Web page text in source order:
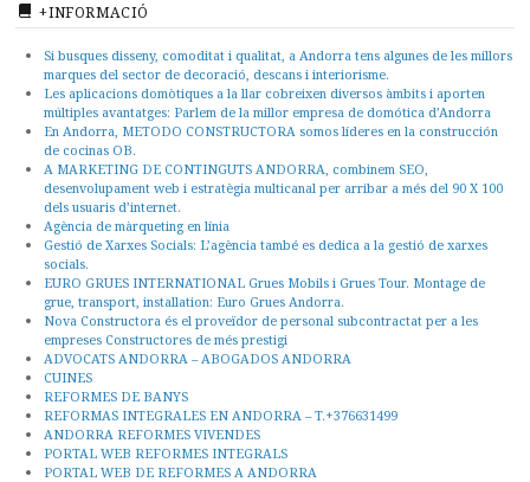
+INFORMACIÓ
Si busques disseny, comoditat i qualitat, a Andorra tens algunes de les millors
marques del sector de decoració, descans i interiorisme.
Les aplicacions domòtiques a la llar cobreixen diversos àmbits i aporten
múltiples avantatges: Parlem de la millor empresa de domótica d’Andorra
En Andorra, METODO CONSTRUCTORA somos líderes en la construcción
de cocinas OB.
A MARKETING DE CONTINGUTS ANDORRA, combinem SEO,
desenvolupament web i estratègia multicanal per arribar a més del 90 X 100
dels usuaris d’internet.
Agència de màrqueting en línia
Gestió de Xarxes Socials: L’agència també es dedica a la gestió de xarxes
socials.
EURO GRUES INTERNATIONAL Grues Mobils i Grues Tour. Montage de
grue, transport, installation: Euro Grues Andorra.
Nova Constructora és el proveïdor de personal subcontractat per a les
empreses Constructores de més prestigi
ADVOCATS ANDORRA – ABOGADOS ANDORRA
CUINES
REFORMES DE BANYS
REFORMAS INTEGRALES EN ANDORRA – T.+376631499
ANDORRA REFORMES VIVENDES
PORTAL WEB REFORMES INTEGRALS
PORTAL WEB DE REFORMES A ANDORRA